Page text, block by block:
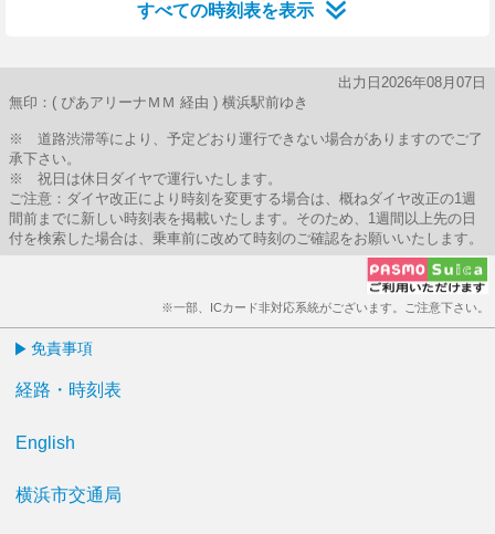
すべての時刻表を表示
出力日2026年08月07日
無印：( ぴあアリーナＭＭ 経由 ) 横浜駅前ゆき
※ 道路渋滞等により、予定どおり運行できない場合がありますのでご了
承下さい。
※ 祝日は休日ダイヤで運行いたします。
ご注意：ダイヤ改正により時刻を変更する場合は、概ねダイヤ改正の1週
間前までに新しい時刻表を掲載いたします。そのため、1週間以上先の日
付を検索した場合は、乗車前に改めて時刻のご確認をお願いいたします。
※一部、ICカード非対応系統がございます。ご注意下さい。
免責事項
経路・時刻表
English
横浜市交通局